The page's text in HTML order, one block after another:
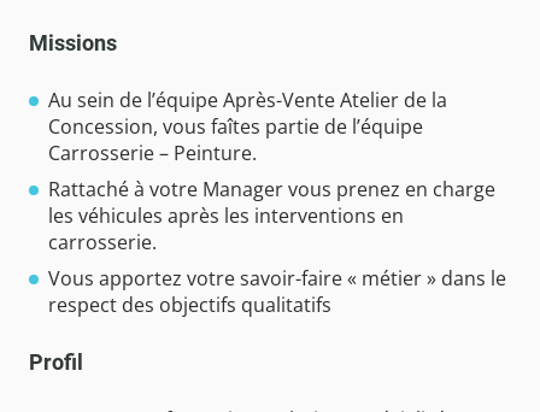
Missions
Au sein de l’équipe Après-Vente Atelier de la
Concession, vous faîtes partie de l’équipe
Carrosserie – Peinture.
Rattaché à votre Manager vous prenez en charge
les véhicules après les interventions en
carrosserie.
Vous apportez votre savoir-faire « métier » dans le
respect des objectifs qualitatifs
Profil